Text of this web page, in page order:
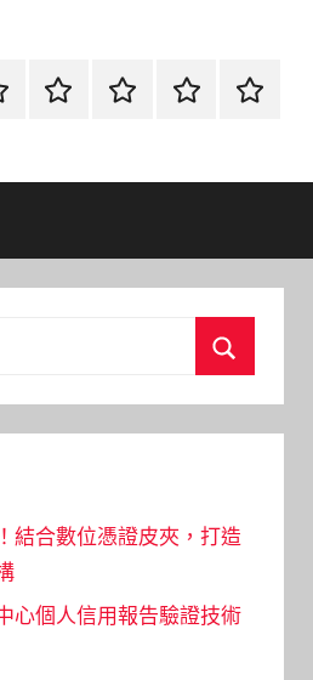
網
流
環
聯
結合數位憑證皮夾，打造
心個人信用報告驗證技術